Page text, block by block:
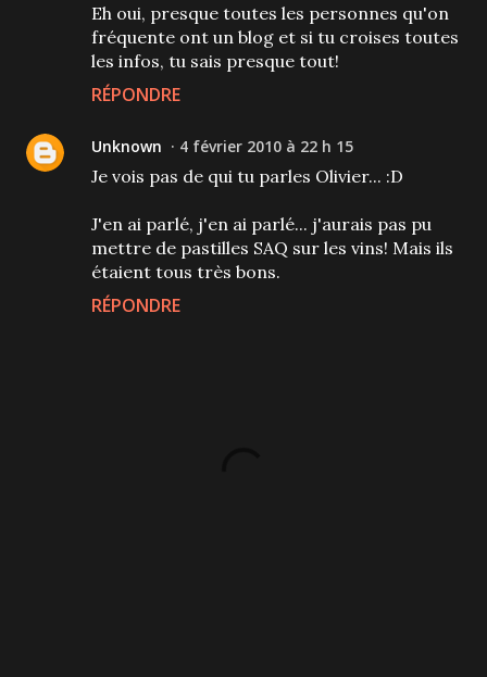
Eh oui, presque toutes les personnes qu'on
fréquente ont un blog et si tu croises toutes
les infos, tu sais presque tout!
RÉPONDRE
Unknown 4 février 2010 à 22 h 15
Je vois pas de qui tu parles Olivier... :D
J'en ai parlé, j'en ai parlé... j'aurais pas pu
mettre de pastilles SAQ sur les vins! Mais ils
étaient tous très bons.
RÉPONDRE